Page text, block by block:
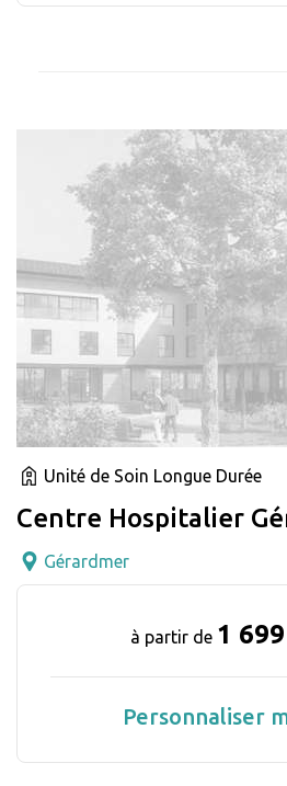
Unité de Soin Longue Durée
Centre Hospitalier
Gérardmer
à partir de 1
Personnaliser